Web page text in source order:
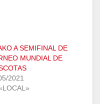
A SEMIFINAL DE
MUNDIAL DE
2021